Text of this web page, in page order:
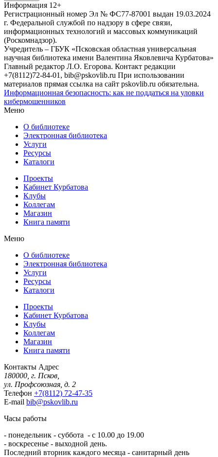
Информация 12+
Регистрационный номер Эл № ФС77-87001 выдан 19.03.2024
г. Федеральной службой по надзору в сфере связи,
информационных технологий и массовых коммуникаций
(Роскомнадзор).
Учредитель – ГБУК «Псковская областная универсальная
научная библиотека имени Валентина Яковлевича Курбатова»
Главный редактор Л.О. Егорова. Контакт редакции
+7(8112)72-84-01, bib@pskovlib.ru При использовании
материалов прямая ссылка на сайт pskovlib.ru обязательна.
Информационная безопасность: как не поддаться на уловки
кибермошенников
Меню
О библиотеке
Электронная библиотека
Услуги
Ресурсы
Каталоги
Проекты
Кабинет Курбатова
Клубы
Коллегам
Магазин
Книга памяти
Меню
О библиотеке
Электронная библиотека
Услуги
Ресурсы
Каталоги
Проекты
Кабинет Курбатова
Клубы
Коллегам
Магазин
Книга памяти
Контакты Адрес
180000, г. Псков,
ул. Профсоюзная, д. 2
Телефон +7(8112) 72-47-35
E-mail bib@pskovlib.ru
Часы работы
- понедельник - суббота - с 10.00 до 19.00
- воскресенье - выходной день.
Последний вторник каждого месяца - санитарный день